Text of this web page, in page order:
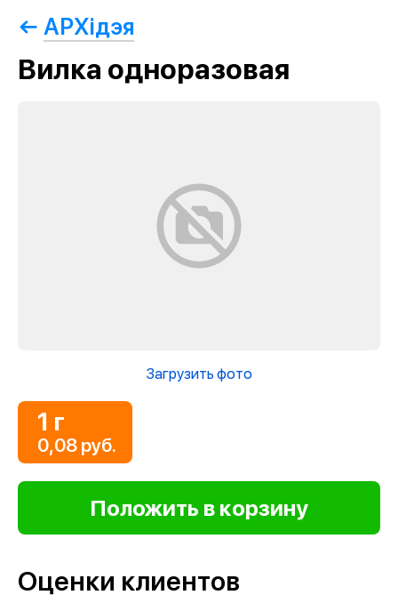
АРХiдэя
Вилка одноразовая
Загрузить фото
1 г
0,08 руб.
Оценки клиентов